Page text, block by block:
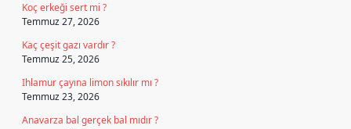
Koç erkeği sert mi ?
Temmuz 27, 2026
Kaç çeşit gazı vardır ?
Temmuz 25, 2026
Ihlamur çayına limon sıkılır mı ?
Temmuz 23, 2026
Anavarza bal gerçek bal mıdır ?